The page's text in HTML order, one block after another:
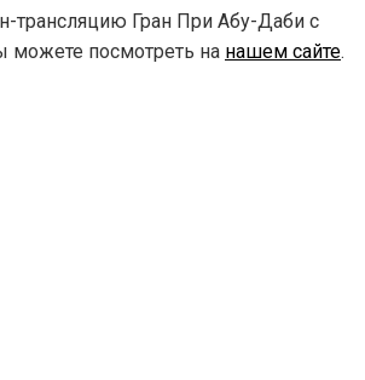
трансляцию Гран При Абу-Даби с
можете посмотреть на нашем сайте.